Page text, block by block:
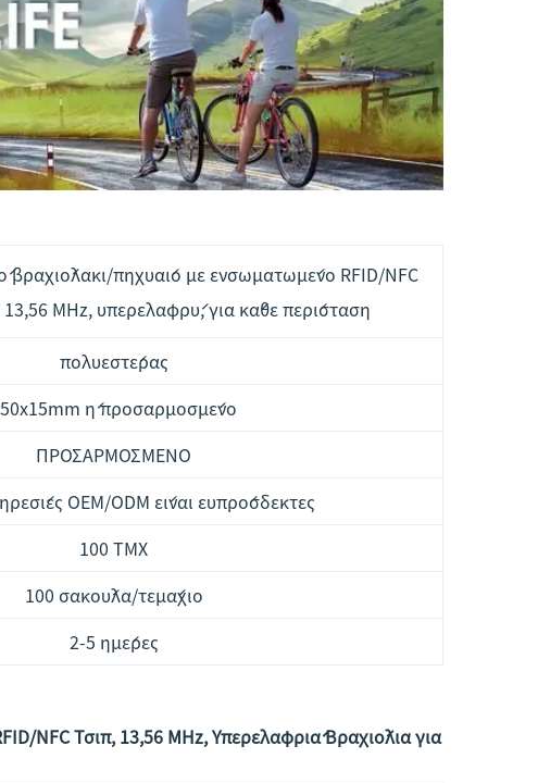
πηχυαίο με ενσωματωμένο RFID/NFC
MHz, υπερελαφρύ, για κάθε περίσταση
πολυεστέρας
ή προσαρμοσμένο
ΠΡΟΣΑΡΜΟΣΜΕΝΟ
OEM/ODM είναι ευπρόσδεκτες
100 ΤΜΧ
100 σακούλα/τεμάχιο
2-5 ημέρες
NFC Τσιπ, 13,56 MHz, Υπερελαφριά Βραχιόλια για